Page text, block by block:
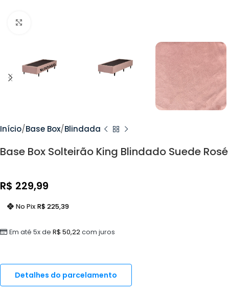
Início Base Box Blindada
Base Box Solteirão King Blindado Suede Rosé
R$ 229,99
Em até 5x de R$ 50,22com juros
No Pix R$225,39
Detalhes do parcelamento